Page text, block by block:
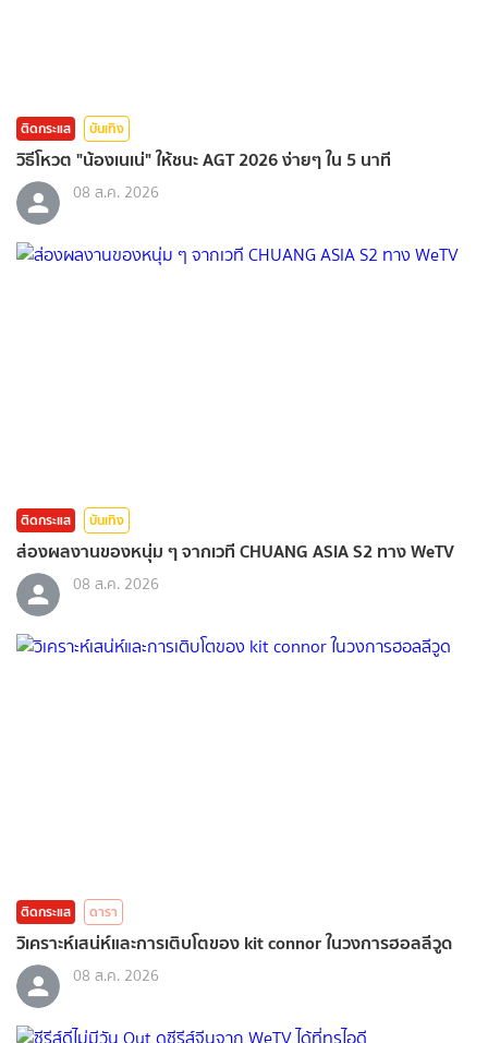
ติดกระแส บันเทิง
วิธีโหวต "น้องเนเน่" ให้ชนะ AGT 2026 ง่ายๆ ใน 5 นาที
08 ส.ค. 2026
ติดกระแส บันเทิง
ส่องผลงานของหนุ่ม ๆ จากเวที CHUANG ASIA S2 ทาง WeTV
08 ส.ค. 2026
ติดกระแส ดารา
วิเคราะห์เสน่ห์และการเติบโตของ kit connor ในวงการฮอลลีวูด
08 ส.ค. 2026